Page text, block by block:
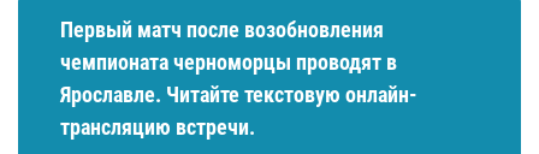
Первый матч после возобновления
чемпионата черноморцы проводят в
Ярославле. Читайте текстовую онлайн-
трансляцию встречи.